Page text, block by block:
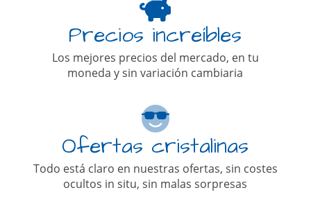
Precios increíbles
Los mejores precios del mercado, en tu
moneda y sin variación cambiaria
Ofertas cristalinas
Todo está claro en nuestras ofertas, sin costes
ocultos in situ, sin malas sorpresas